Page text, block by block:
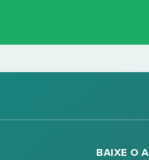
BAIXE O